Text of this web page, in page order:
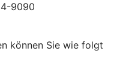
9090
können Sie wie folgt